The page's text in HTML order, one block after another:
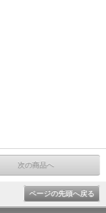
次の商品へ
ページの先頭へ戻る